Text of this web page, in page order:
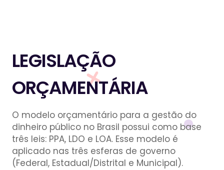
LEGISLAÇÃO
ORÇAMENTÁRIA
O modelo orçamentário para a gestão do
dinheiro público no Brasil possui como base
três leis: PPA, LDO e LOA. Esse modelo é
aplicado nas três esferas de governo
(Federal, Estadual/Distrital e Municipal).